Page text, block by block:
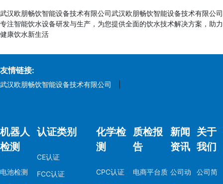
武汉欧朋畅饮智能设备技术有限公司武汉欧朋畅饮智能设备技术有限公司
专注智能饮水设备研发与生产，为您提供全面的饮水技术解决方案，助力
健康饮水新生活
友情链接:
武汉欧朋畅饮智能设备技术有限公司
机器人
检测
电池检测
认证类别
CE认证
FCC认证
化学检
测
CPC认证
质检报
告
电商平台质
新闻
资讯
公司动
关于
我们
公司简